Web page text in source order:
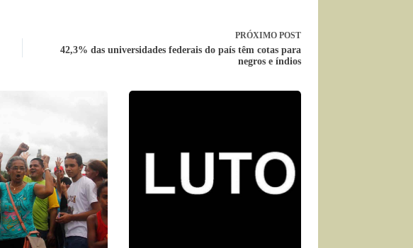
PRÓXIMO POST
42,3% das universidades federais do país têm cotas para
negros e índios